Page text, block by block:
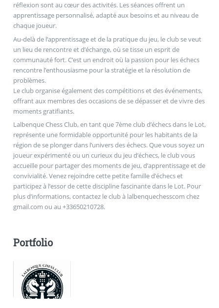
réflexion sont au cœur des activités. Les séances offrent un
apprentissage personnalisé, adapté aux besoins et au niveau de
chaque joueur.
Au-delà de l’apprentissage et de la pratique du jeu, le club se veut
un lieu de rencontre et d’échange, où se tisse un esprit de
communauté fort. C’est un endroit où la passion pour les échecs
rencontre l’enthousiasme pour la stratégie et la résolution de
problèmes.
Le club organise également des compétitions et des événements,
offrant aux membres des occasions de se dépasser et de vivre des
moments gratifiants.
Lalbenque Chess Club, en tant que 7ème club d’échecs dans le Lot,
représente une formidable opportunité pour les habitants de la
région de se plonger dans l’univers des échecs. Que vous soyez un
joueur expérimenté ou un curieux du jeu d’échecs, le club vous
accueille pour partager des moments de jeu, d’apprentissage et de
convivialité. Venez rejoindre cette petite famille d’échecs et
participez à l’essor de cette discipline fascinante dans le Lot. Pour
plus d’informations, contactez le club à lalbenquechesscom chez
gmail.com ou au +33650210728.
Portfolio